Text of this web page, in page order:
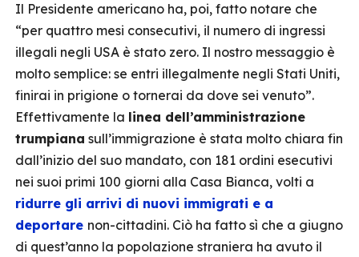
Il Presidente americano ha, poi, fatto notare che
“per quattro mesi consecutivi, il numero di ingressi
illegali negli USA è stato zero. Il nostro messaggio è
molto semplice: se entri illegalmente negli Stati Uniti,
finirai in prigione o tornerai da dove sei venuto”.
Effettivamente la linea dell’amministrazione
trumpiana sull’immigrazione è stata molto chiara fin
dall’inizio del suo mandato, con 181 ordini esecutivi
nei suoi primi 100 giorni alla Casa Bianca, volti a
ridurre gli arrivi di nuovi immigrati e a
deportare non-cittadini. Ciò ha fatto sì che a giugno
di quest’anno la popolazione straniera ha avuto il